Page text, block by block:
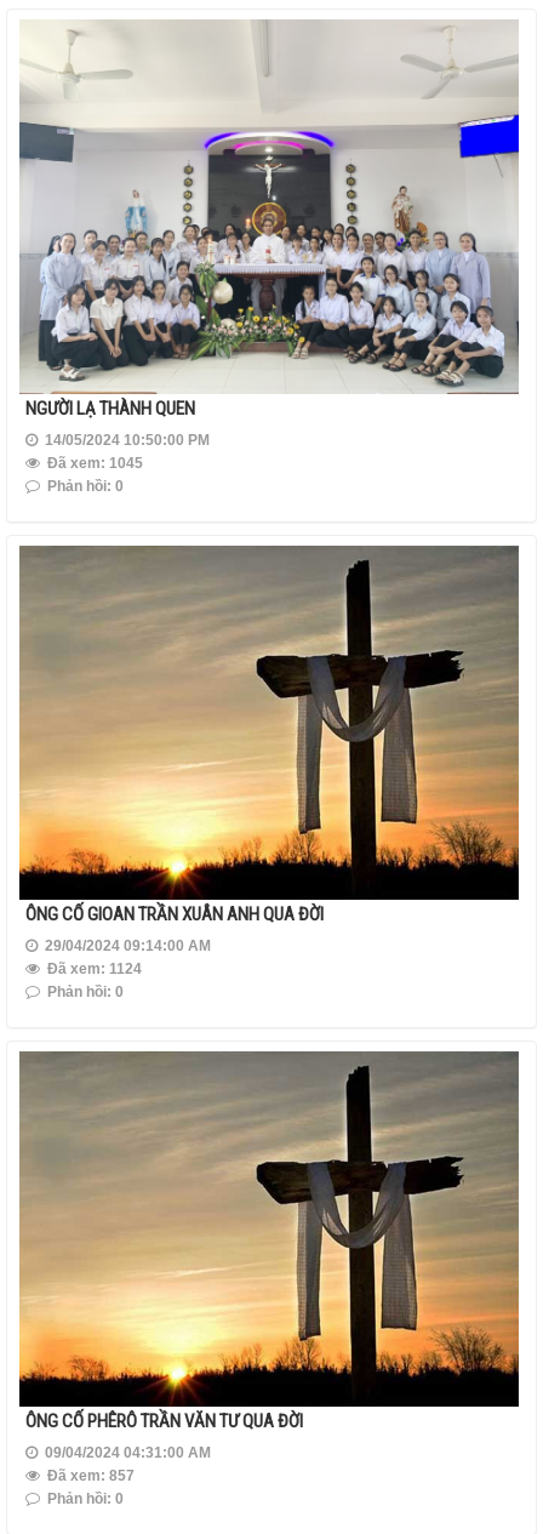
NGƯỜI LẠ THÀNH QUEN
14/05/2024 10:50:00 PM
Đã xem: 1045
Phản hồi: 0
ÔNG CỐ GIOAN TRẦN XUÂN ANH QUA ĐỜI
29/04/2024 09:14:00 AM
Đã xem: 1124
Phản hồi: 0
ÔNG CỐ PHÊRÔ TRẦN VĂN TƯ QUA ĐỜI
09/04/2024 04:31:00 AM
Đã xem: 857
Phản hồi: 0